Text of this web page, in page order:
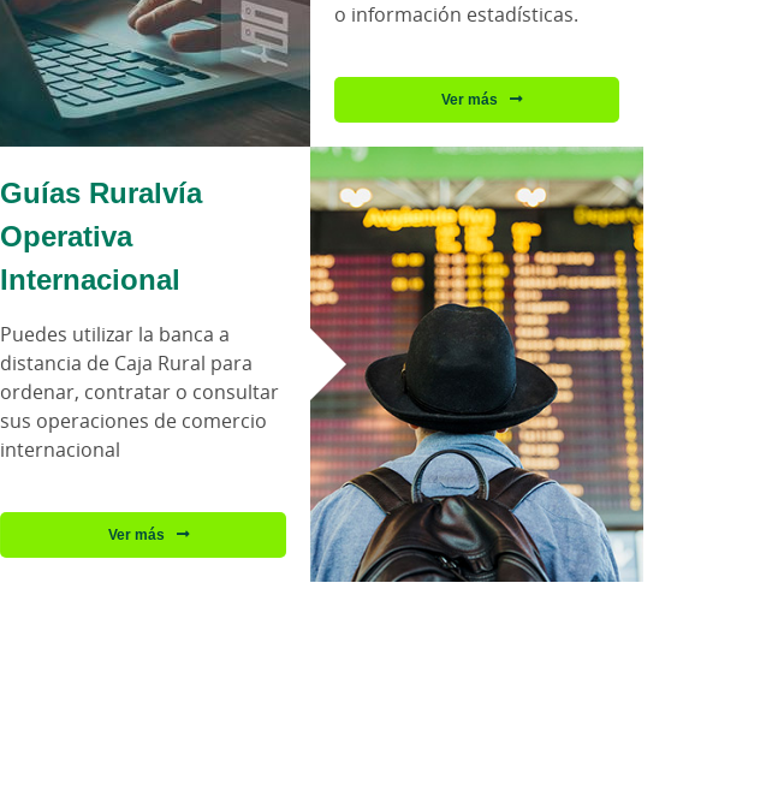
o información estadísticas.
Ver más
Guías Ruralvía
Operativa
Internacional
Puedes utilizar la banca a
distancia de Caja Rural para
ordenar, contratar o consultar
sus operaciones de comercio
internacional
Ver más